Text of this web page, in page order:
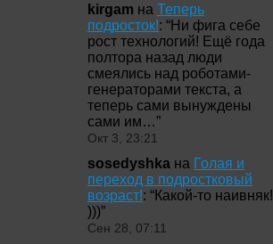
kirgam на Теперь
подросток!: “Ни фига себе
рост технологий! Ещё года
полтора назад люди
смеялись над роботами-
генераторами текста, а
теперь сами вынуждены
сами им…”
Окт 3, 23:21
sosedyshka на Голая и
переход в подростковый
возраст!: “Какой-то наивняк!
)))”
Сен 28, 07:11